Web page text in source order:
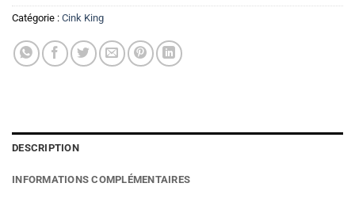
Catégorie : Cink King
DESCRIPTION
INFORMATIONS COMPLÉMENTAIRES